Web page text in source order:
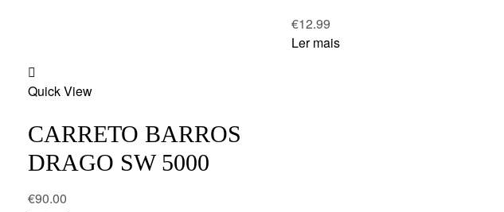
to
Quick View
CARRETO BARROS
DRAGO SW 5000
€90.00
€12.99
Ler mais